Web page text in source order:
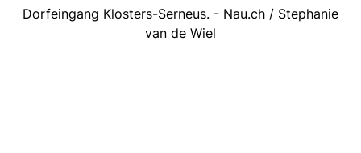
Dorfeingang Klosters-Serneus. - Nau.ch / Stephanie
van de Wiel